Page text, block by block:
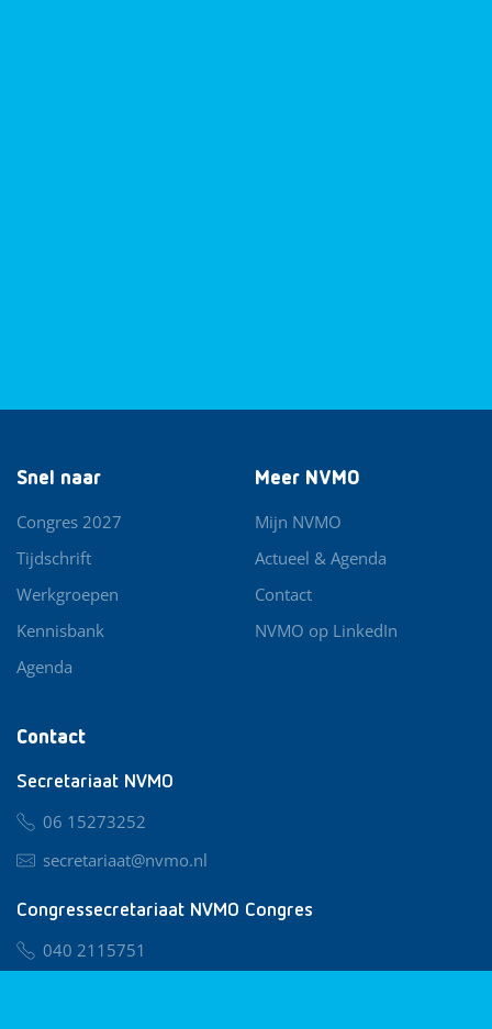
Contact
Secretariaat NVMO
06 15273252
secretariaat@nvmo.nl
Congressecretariaat NVMO Congres
040 2115751
Snel naar
Congres 2027
Tijdschrift
Werkgroepen
Kennisbank
Agenda
Meer NVMO
Mijn NVMO
Actueel & Agenda
Contact
NVMO op LinkedIn